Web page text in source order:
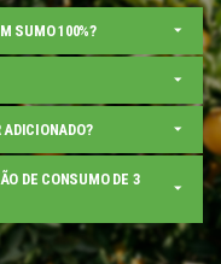
SUMO 100%?
DE CONSUMO DE 3